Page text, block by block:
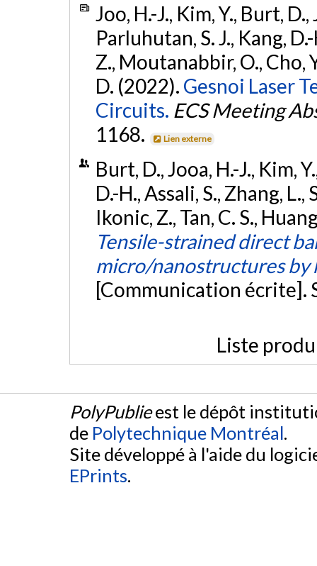
Joo, H.-J., Kim, Y., Burt,
Parluhutan, S. J., Kang,
Z., Moutanabbir, O., Cho,
D. (2022). Gesnoi Laser
Circuits. ECS Meeting
1168.
Lien externe
Burt, D., Jooa, H.-J., Kim,
D.-H., Assali, S., Zhang,
Ikonic, Z., Tan, C. S.,
Tensile-strained direct
micro/nanostructures by
[Communication écrite].
Liste
PolyPublieest le dépôt
de Polytechnique Montréal.
Site développé à l'aide du
EPrints.